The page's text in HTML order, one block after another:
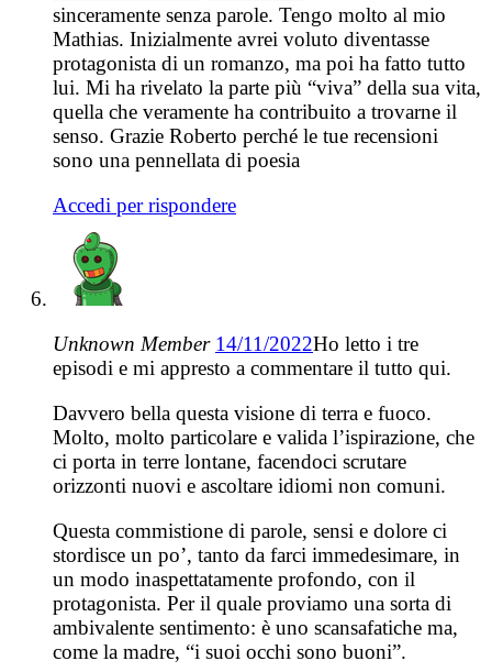
sinceramente senza parole. Tengo molto al mio
Mathias. Inizialmente avrei voluto diventasse
protagonista di un romanzo, ma poi ha fatto tutto
lui. Mi ha rivelato la parte più “viva” della sua vita,
quella che veramente ha contribuito a trovarne il
senso. Grazie Roberto perché le tue recensioni
sono una pennellata di poesia
Accedi per rispondere
Unknown Member 14/11/2022Ho letto i tre
episodi e mi appresto a commentare il tutto qui.
Davvero bella questa visione di terra e fuoco.
Molto, molto particolare e valida l’ispirazione, che
ci porta in terre lontane, facendoci scrutare
orizzonti nuovi e ascoltare idiomi non comuni.
Questa commistione di parole, sensi e dolore ci
stordisce un po’, tanto da farci immedesimare, in
un modo inaspettatamente profondo, con il
protagonista. Per il quale proviamo una sorta di
ambivalente sentimento: è uno scansafatiche ma,
come la madre, “i suoi occhi sono buoni”.